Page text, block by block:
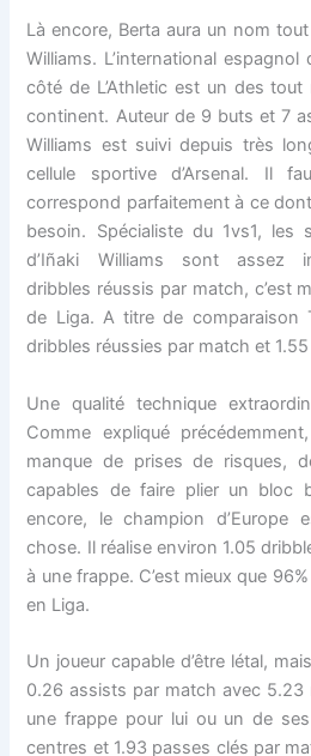
Là encore, Berta aura un nom
Williams. L’international
côté de L’Athletic est un des tout
continent. Auteur de 9 buts et 7
Williams est suivi depuis très
cellule sportive d’Arsenal. Il
correspond parfaitement à ce
besoin. Spécialiste du 1vs1, les
d’Iñaki Williams sont assez
dribbles réussis par match, c’est
de Liga. A titre de comparaison
dribbles réussies par match et
Une qualité technique
Comme expliqué
manque de prises de risques,
capables de faire plier un bloc
encore, le champion d’Europe
chose. Il réalise environ 1.05
à une frappe. C’est mieux que
en Liga.
Un joueur capable d’être létal,
0.26 assists par match avec 5.23
une frappe pour lui ou un de
centres et 1.93 passes clés par